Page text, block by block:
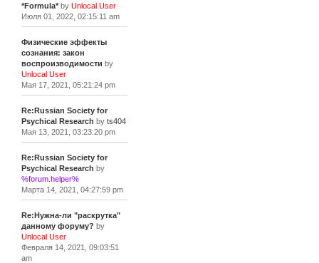
*Formula*by Unlocal User
Июля 01, 2022, 02:15:11 am
Физические эффекты
сознания: закон
воспроизводимости by
Unlocal User
Мая 17, 2021, 05:21:24 pm
Re:Russian Society for
Psychical Research by ts404
Мая 13, 2021, 03:23:20 pm
Re:Russian Society for
Psychical Research by
%forum.helper%
Марта 14, 2021, 04:27:59 pm
Re:Нужна-ли "раскрутка"
данному форуму? by
Unlocal User
Февраля 14, 2021, 09:03:51
am